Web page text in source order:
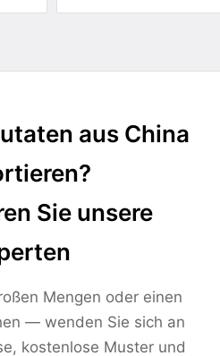
aus China
Sie unsere
Mengen oder einen
— wenden Sie sich an
kostenlose Muster und